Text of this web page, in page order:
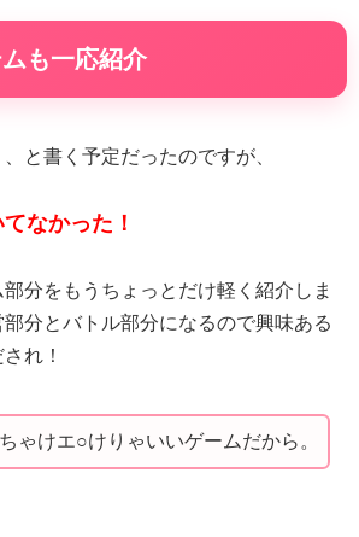
も一応紹介
と書く予定だったのですが、
なかった！
分をもうちょっとだけ軽く紹介しま
分とバトル部分になるので興味ある
れ！
ゃけエ○けりゃいいゲームだから。